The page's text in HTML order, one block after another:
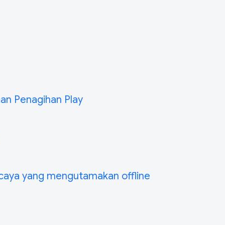
Penagihan Play
yang mengutamakan offline